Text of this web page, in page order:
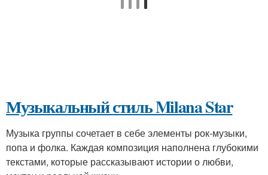
Музыкальный стиль Milana Star
Музыка группы сочетает в себе элементы рок-музыки,
попа и фолка. Каждая композиция наполнена глубокими
текстами, которые рассказывают истории о любви,